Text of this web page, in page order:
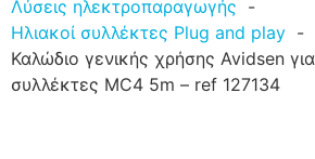
Λύσεις ηλεκτροπαραγωγής
Ηλιακοί συλλέκτες Plug and play
Καλώδιο γενικής χρήσης Avidsen
συλλέκτες MC4 5m – ref 127134